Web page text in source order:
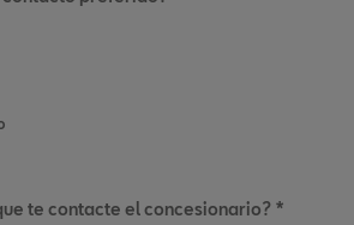
te contacte el concesionario? *